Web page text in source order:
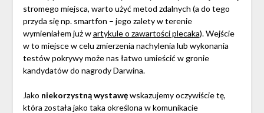
stromego miejsca, warto użyć metod zdalnych (a do tego
przyda się np. smartfon – jego zalety w terenie
wymieniałem już wartykule o zawartości plecaka). Wejście
w to miejsce w celu zmierzenia nachylenia lub wykonania
testów pokrywy może nas łatwo umieścić w gronie
kandydatów do nagrody Darwina.
Jako niekorzystną wystawęwskazujemy oczywiście tę,
która została jako taka określona w komunikacie